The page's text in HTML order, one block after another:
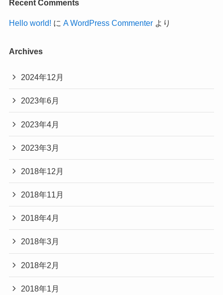
Recent Comments
Hello world! に A WordPress Commenterより
Archives
2024年12月
2023年6月
2023年4月
2023年3月
2018年12月
2018年11月
2018年4月
2018年3月
2018年2月
2018年1月